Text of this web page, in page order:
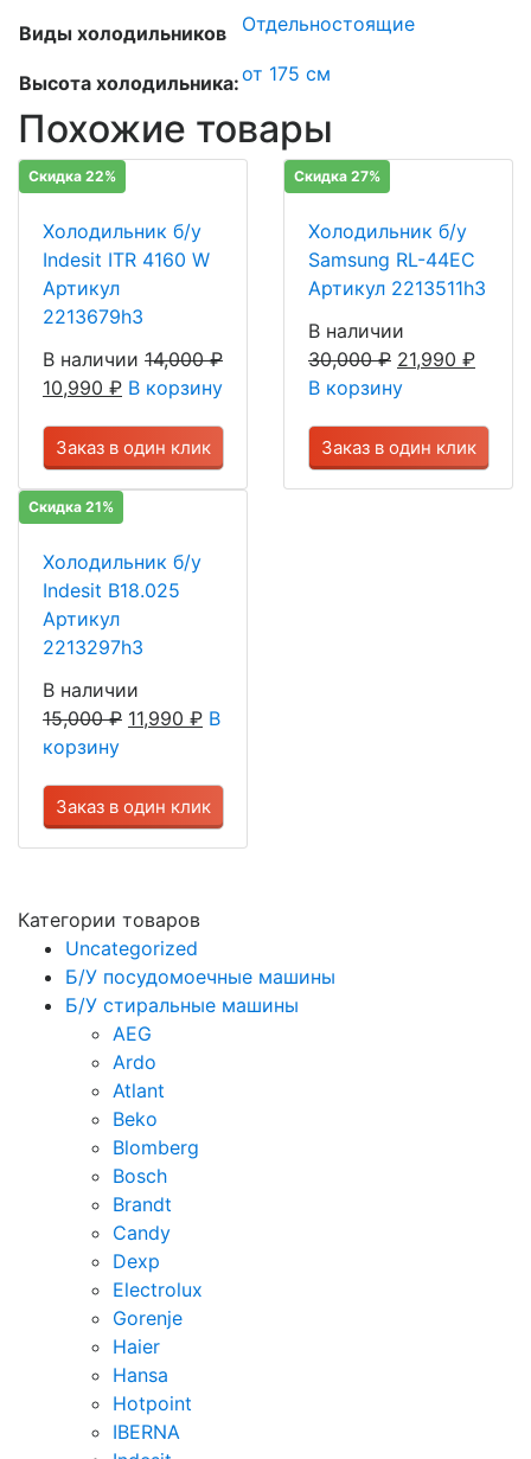
Виды холодильников Отдельностоящие
Высота холодильника:от 175 см
Похожие товары
Скидка 22%
Холодильник б/у
Indesit ITR 4160 W
Артикул
2213679h3
В наличии 14,000₽
10,990 ₽ В корзину
Заказ в один клик
Скидка 27%
Холодильник б/у
Samsung RL-44EC
Артикул 2213511h3
В наличии
30,000₽ 21,990 ₽
В корзину
Заказ в один клик
Скидка 21%
Холодильник б/у
Indesit B18.025
Артикул
2213297h3
В наличии
15,000₽ 11,990 ₽ В
корзину
Заказ в один клик
Категории товаров
Uncategorized
Б/У посудомоечные машины
Б/У стиральные машины
AEG
Ardo
Atlant
Beko
Blomberg
Bosch
Brandt
Candy
Dexp
Electrolux
Gorenje
Haier
Hansa
Hotpoint
IBERNA